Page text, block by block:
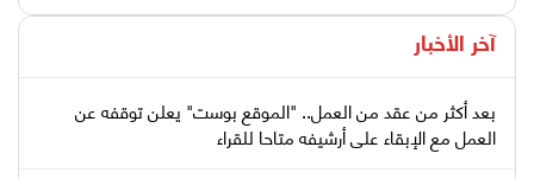
آخر الأخبار
بعد أكثر من عقد من العمل.. "الموقع بوست" يعلن توقفه عن
العمل مع الإبقاء على أرشيفه متاحا للقراء